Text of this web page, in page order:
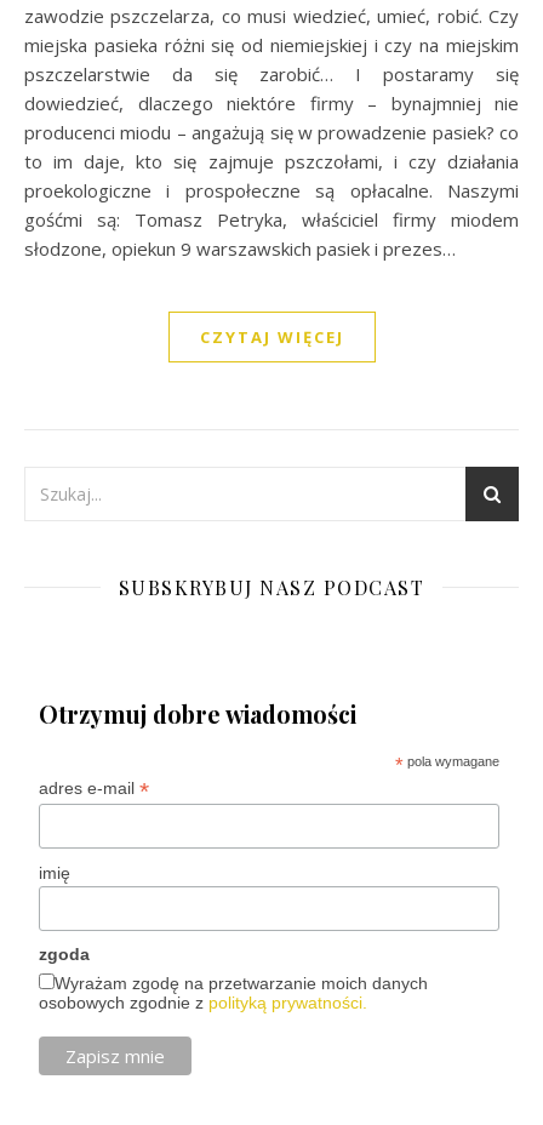
zawodzie pszczelarza, co musi wiedzieć, umieć, robić. Czy
miejska pasieka różni się od niemiejskiej i czy na miejskim
pszczelarstwie da się zarobić… I postaramy się
dowiedzieć, dlaczego niektóre firmy – bynajmniej nie
producenci miodu – angażują się w prowadzenie pasiek? co
to im daje, kto się zajmuje pszczołami, i czy działania
proekologiczne i prospołeczne są opłacalne. Naszymi
gośćmi są: Tomasz Petryka, właściciel firmy miodem
słodzone, opiekun 9 warszawskich pasiek i prezes…
CZYTAJ WIĘCEJ
SUBSKRYBUJ NASZ PODCAST
Otrzymuj dobre wiadomości
* pola wymagane
adres e-mail*
imię
zgoda
Wyrażam zgodę na przetwarzanie moich danych
osobowych zgodnie z polityką prywatności.